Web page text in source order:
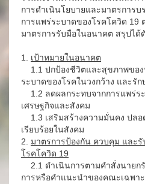
การดำเนินโยบายและมาตรการบ
การแพร่ระบาดของโรคโควิด 19
มาตรการรับมือในอนาคต สรุปได้
1. เป้าหมายในอนาคต
1.1 ปกป้องชีวิตและสุขภาพขอ
ระบาดของโรคในวงกว้าง และรั
1.2 ลดผลกระทบจากการแพร่ร
เศรษฐกิจและสังคม
1.3 เสริมสร้างความมั่นคง ปลอ
เรียบร้อยในสังคม
2. มาตรการป้องกัน ควบคุม และ
โรคโควิด 19
2.1 ดำเนินการตามคำสั่งนายก
การหรือคำแนะนำของคณะเฉพา